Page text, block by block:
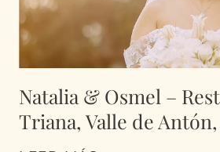
Natalia & Osmel –
Triana, Valle de